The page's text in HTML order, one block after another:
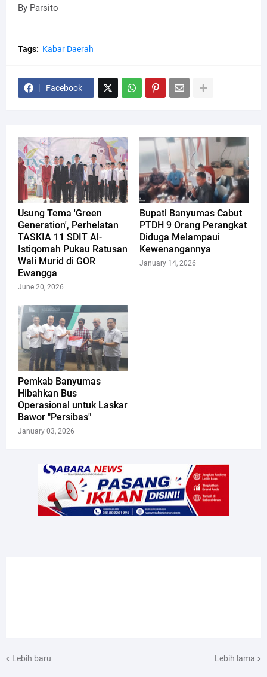
By Parsito
Tags: Kabar Daerah
Facebook
Usung Tema 'Green
Generation', Perhelatan
TASKIA 11 SDIT Al-
Istiqomah Pukau Ratusan
Wali Murid di GOR
Ewangga
June 20, 2026
Bupati Banyumas Cabut
PTDH 9 Orang Perangkat
Diduga Melampaui
Kewenangannya
January 14, 2026
Pemkab Banyumas
Hibahkan Bus
Operasional untuk Laskar
Bawor "Persibas"
January 03, 2026
Lebih baru Lebih lama